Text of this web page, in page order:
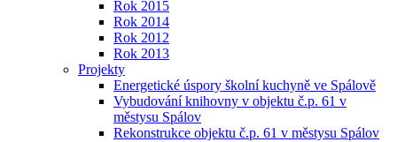
Rok 2015
Rok 2014
Rok 2012
Rok 2013
Projekty
Energetické úspory školní kuchyně ve Spálově
Vybudování knihovny v objektu č.p. 61 v
městysu Spálov
Rekonstrukce objektu č.p. 61 v městysu Spálov